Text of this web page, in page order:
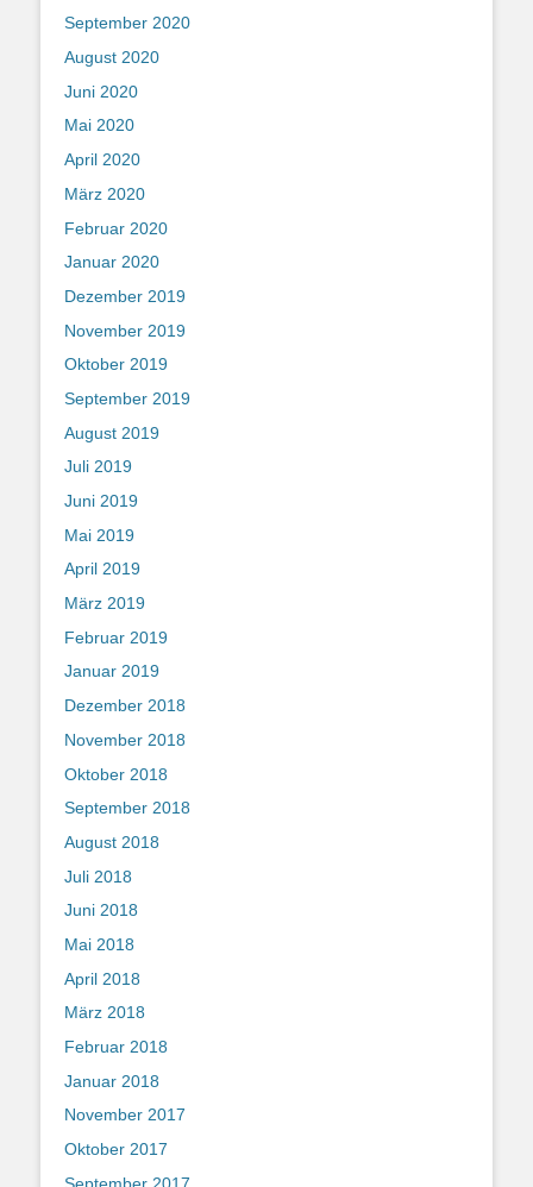
September 2020
August 2020
Juni 2020
Mai 2020
April 2020
März 2020
Februar 2020
Januar 2020
Dezember 2019
November 2019
Oktober 2019
September 2019
August 2019
Juli 2019
Juni 2019
Mai 2019
April 2019
März 2019
Februar 2019
Januar 2019
Dezember 2018
November 2018
Oktober 2018
September 2018
August 2018
Juli 2018
Juni 2018
Mai 2018
April 2018
März 2018
Februar 2018
Januar 2018
November 2017
Oktober 2017
September 2017